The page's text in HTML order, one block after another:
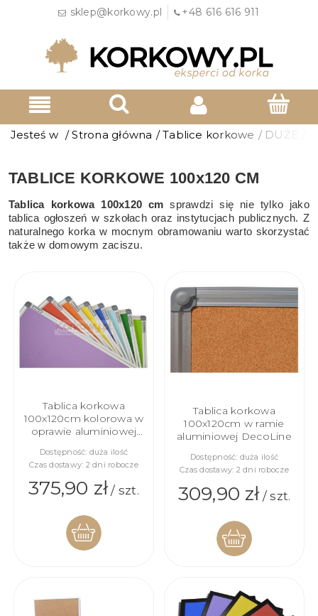
sklep@korkowy.pl +48 616 616 911
Jesteś w / Strona główna / Tablice korkowe / DUŻE
TABLICE KORKOWE 100x120 CM
Tablica korkowa 100x120 cm sprawdzi się nie tylko jako
tablica ogłoszeń w szkołach oraz instytucjach publicznych. Z
naturalnego korka w mocnym obramowaniu warto skorzystać
także w domowym zaciszu.
Tablica korkowa
100x120cm kolorowa w
oprawie aluminiowej
Dostępność: duża ilość
Czas dostawy: 2 dni robocze
375,90 zł/ szt.
KOSZYKA
Tablica korkowa
100x120cm w ramie
aluminiowej DecoLine
Dostępność: duża ilość
Czas dostawy: 2 dni robocze
309,90 zł/ szt.
KOSZYKA